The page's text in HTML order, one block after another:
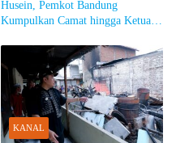
Husein, Pemkot Bandung
Kumpulkan Camat hingga Ketua
KANAL